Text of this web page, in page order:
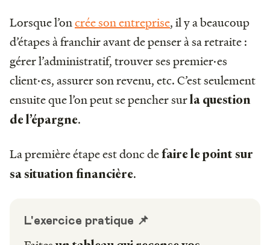
Lorsque l’oncrée son entreprise, il y a beaucoup
d’étapes à franchir avant de penser à sa retraite :
gérer l’administratif, trouver ses premier·es
client·es, assurer son revenu, etc. C’est seulement
ensuite que l’on peut se pencher surla question
de l’épargne.
La première étape est donc defaire le point sur
sa situation financière.
L'exercice pratique 📌